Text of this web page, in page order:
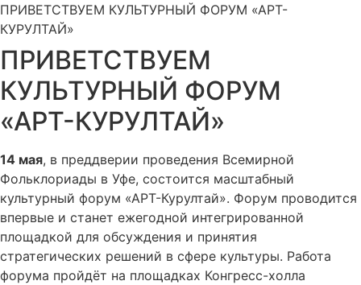
ПРИВЕТСТВУЕМ КУЛЬТУРНЫЙ ФОРУМ «АРТ-
КУРУЛТАЙ»
ПРИВЕТСТВУЕМ
КУЛЬТУРНЫЙ ФОРУМ
«АРТ-КУРУЛТАЙ»
14 мая, в преддверии проведения Всемирной
Фольклориады в Уфе, состоится масштабный
культурный форум «АРТ-Курултай». Форум проводится
впервые и станет ежегодной интегрированной
площадкой для обсуждения и принятия
стратегических решений в сфере культуры. Работа
форума пройдёт на площадках Конгресс-холла